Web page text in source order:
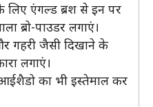
लिए एंगल्ड ब्रश से इन पर
ब्रो-पाउडर लगाएं।
गहरी जैसी दिखाने के
लगाएं।
का भी इस्तेमाल कर